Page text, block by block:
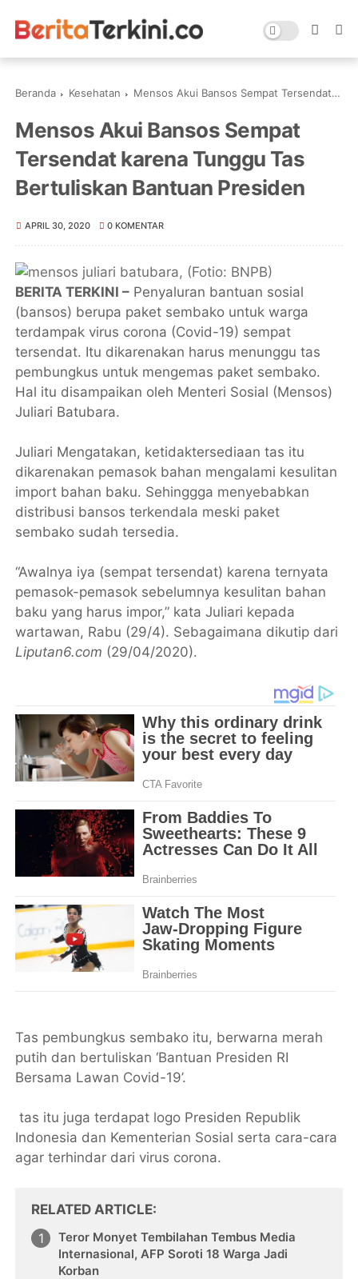
Beranda Kesehatan Mensos Akui Bansos Sempat Tersendat karena Tunggu Tas Bertuliskan Bantuan Presiden
Mensos Akui Bansos Sempat
Tersendat karena Tunggu Tas
Bertuliskan Bantuan Presiden
APRIL 30, 2020 0 KOMENTAR
BERITA TERKINI – Penyaluran bantuan sosial
(bansos) berupa paket sembako untuk warga
terdampak virus corona (Covid-19) sempat
tersendat. Itu dikarenakan harus menunggu tas
pembungkus untuk mengemas paket sembako.
Hal itu disampaikan oleh Menteri Sosial (Mensos)
Juliari Batubara.
Juliari Mengatakan, ketidaktersediaan tas itu
dikarenakan pemasok bahan mengalami kesulitan
import bahan baku. Sehinggga menyebabkan
distribusi bansos terkendala meski paket
sembako sudah tersedia.
“Awalnya iya (sempat tersendat) karena ternyata
pemasok-pemasok sebelumnya kesulitan bahan
baku yang harus impor,” kata Juliari kepada
wartawan, Rabu (29/4). Sebagaimana dikutip dari
Liputan6.com (29/04/2020).
Tas pembungkus sembako itu, berwarna merah
putih dan bertuliskan ‘Bantuan Presiden RI
Bersama Lawan Covid-19’.
tas itu juga terdapat logo Presiden Republik
Indonesia dan Kementerian Sosial serta cara-cara
agar terhindar dari virus corona.
RELATED ARTICLE
Teror Monyet Tembilahan Tembus Media
Internasional, AFP Soroti 18 Warga Jadi
Korban